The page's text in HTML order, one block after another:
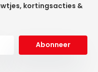
kortingsacties &
Abonneer